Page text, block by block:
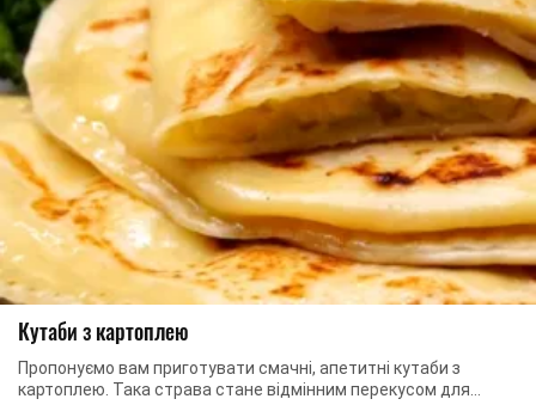
Кутаби з картоплею
Пропонуємо вам приготувати смачні, апетитні кутаби з
картоплею. Така страва стане відмінним перекусом для